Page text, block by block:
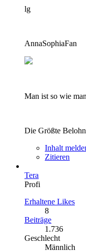
lg
AnnaSophiaFan
Man ist so wie
Die Größte
Inhalt
Zitieren
Tera
Profi
Erhaltene Likes
8
Beiträge
1.736
Geschlecht
Männlich